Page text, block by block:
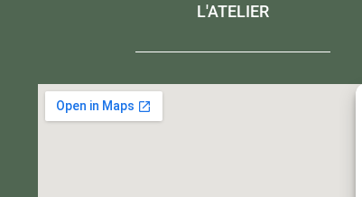
L'ATELIER